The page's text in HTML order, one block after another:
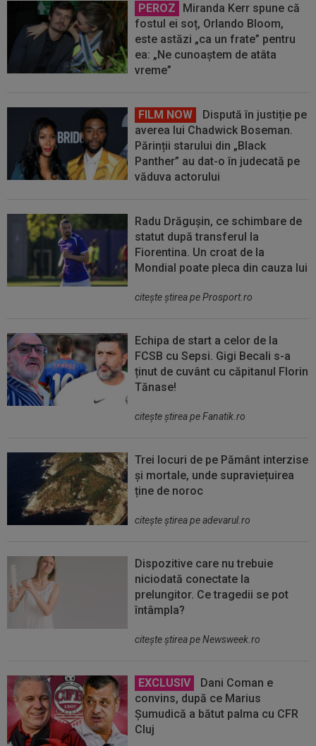
PEROZ
Miranda Kerr spune că
fostul ei soț, Orlando Bloom,
este astăzi „ca un frate” pentru
ea: „Ne cunoaștem de atâta
vreme”
FILM NOW
Dispută în justiție pe
averea lui Chadwick Boseman.
Părinții starului din „Black
Panther” au dat-o în judecată pe
văduva actorului
Radu Drăgușin, ce schimbare de
statut după transferul la
Fiorentina. Un croat de la
Mondial poate pleca din cauza lui
citeşte ştirea pe Prosport.ro
Echipa de start a celor de la
FCSB cu Sepsi. Gigi Becali s-a
ținut de cuvânt cu căpitanul Florin
Tănase!
citeşte ştirea pe Fanatik.ro
Trei locuri de pe Pământ interzise
și mortale, unde supraviețuirea
ține de noroc
citeşte ştirea pe adevarul.ro
Dispozitive care nu trebuie
niciodată conectate la
prelungitor. Ce tragedii se pot
întâmpla?
citeşte ştirea pe Newsweek.ro
EXCLUSIV
Dani Coman e
convins, după ce Marius
Șumudică a bătut palma cu CFR
Cluj